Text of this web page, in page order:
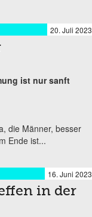
20. Juli 2023
ist nur sanft
die Männer, besser
Ende ist...
16. Juni 2023
in der